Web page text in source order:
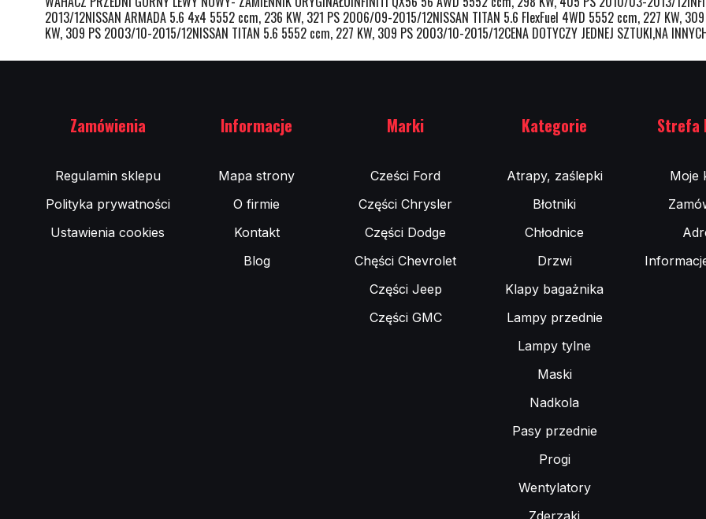
2013/12NISSAN ARMADA 5.6 4x4 5552 ccm, 236 KW, 321 PS 2006/09-2015/12NISSAN TITAN 5.6 FlexFuel 4WD 5552 ccm, 227 KW,
KW, 309 PS 2003/10-2015/12NISSAN TITAN 5.6 5552 ccm, 227 KW, 309 PS 2003/10-2015/12CENA DOTYCZY JEDNEJ SZTUKI,NA INNYCH
Zamówienia
Regulamin sklepu
Polityka prywatności
Ustawienia cookies
Informacje
Mapa strony
O firmie
Kontakt
Blog
Marki
Cześci Ford
Części Chrysler
Części Dodge
Chęści Chevrolet
Części Jeep
Części GMC
Kategorie
Atrapy, zaślepki
Błotniki
Chłodnice
Drzwi
Klapy bagażnika
Lampy przednie
Lampy tylne
Maski
Nadkola
Pasy przednie
Progi
Wentylatory
Zderzaki
Strefa
Moje